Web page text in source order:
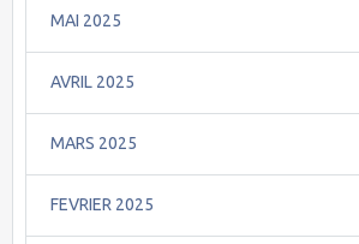
MAI 2025
AVRIL 2025
MARS 2025
FEVRIER 2025